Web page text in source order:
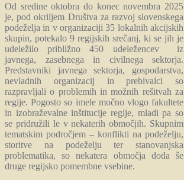
Od sredine oktobra do konec novembra 2025
je, pod okriljem Društva za razvoj slovenskega
podeželja in v organizaciji 35 lokalnih akcijskih
skupin, potekalo 9 regijskih srečanj, ki se jih je
udeležilo približno 450 udeležencev iz
javnega, zasebnega in civilnega sektorja.
Predstavniki javnega sektorja, gospodarstva,
nevladnih organizacij in prebivalci so
razpravljali o problemih in možnih rešitvah za
regije. Pogosto so imele močno vlogo fakultete
in izobraževalne inštitucije regije, mladi pa so
se pridružili le v nekaterih območjih. Skupnim
tematskim področjem – konflikti na podeželju,
storitve na podeželju ter stanovanjska
problematika, so nekatera območja doda še
druge regijsko pomembne vsebine.